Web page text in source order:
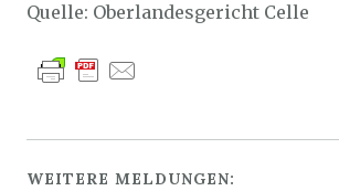
Quelle: Oberlandesgericht Celle
WEITERE MELDUNGEN: